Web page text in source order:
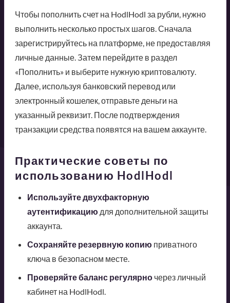
Чтобы пополнить счет на HodlHodl за рубли, нужно
выполнить несколько простых шагов. Сначала
зарегистрируйтесь на платформе, не предоставляя
личные данные. Затем перейдите в раздел
«Пополнить» и выберите нужную криптовалюту.
Далее, используя банковский перевод или
электронный кошелек, отправьте деньги на
указанный реквизит. После подтверждения
транзакции средства появятся на вашем аккаунте.
Практические советы по
использованию HodlHodl
Используйте двухфакторную
аутентификацию для дополнительной защиты
аккаунта.
Сохраняйте резервную копию приватного
ключа в безопасном месте.
Проверяйте баланс регулярночерез личный
кабинет на HodlHodl.